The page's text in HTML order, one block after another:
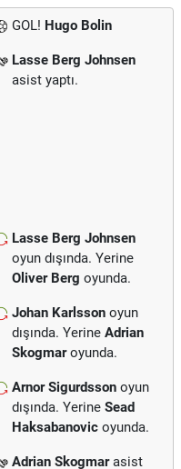
GOL! Hugo Bolin
Lasse Berg Johnsen
asist yaptı.
Lasse Berg Johnsen
oyun dışında. Yerine
Oliver Berg oyunda.
Johan Karlsson oyun
dışında. Yerine Adrian
Skogmaroyunda.
Arnor Sigurdsson oyun
dışında. Yerine Sead
Haksabanovic oyunda.
Adrian Skogmarasist